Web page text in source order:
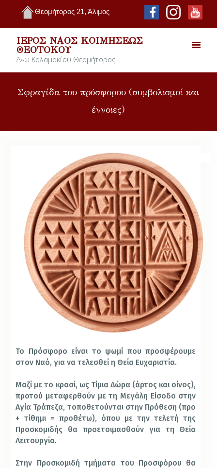
Θεομήτορος 21, Άλιμος
ΙΕΡΌΣ ΝΑΌΣ ΚΟΙΜΉΣΕΩΣ
ΘΕΟΤΌΚΟΥ
Άνω Καλαμακίου Θεομήτορος
Σφραγίδα του πρόσφορου (συμβολισμοί και
έννοιες)
Το Πρόσφορο είναι το ψωμί που προσφέρουμε
στον Ναό, για να τελεσθεί η Θεία Ευχαριστία.
Μαζί με το κρασί, ως Τίμια Δώρα (άρτος και οίνος),
προτού μεταφερθούν με τη Μεγάλη Είσοδο στην
Αγία Τράπεζα, τοποθετούνται στην Πρόθεση (προ
+ τίθημι = προθέτω), όπου με την τελετή της
Προσκομιδής θα προετοιμασθούν για τη Θεία
Λειτουργία.
Στην Προσκομιδή τμήματα του Προσφόρου θα